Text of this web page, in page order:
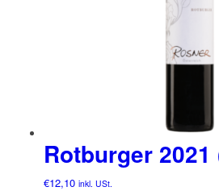
Rotburger
€12,10 inkl. USt.